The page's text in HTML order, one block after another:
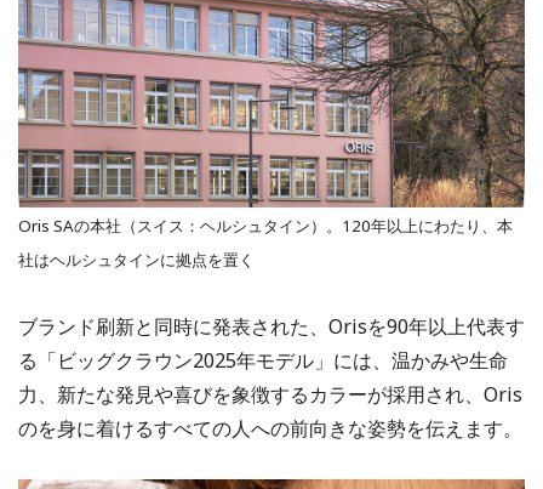
Oris SAの本社（スイス：ヘルシュタイン）。120年以上にわたり、本
社はヘルシュタインに拠点を置く
ブランド刷新と同時に発表された、Orisを90年以上代表す
る「ビッグクラウン2025年モデル」には、温かみや生命
力、新たな発見や喜びを象徴するカラーが採用され、Oris
のを身に着けるすべての人への前向きな姿勢を伝えます。